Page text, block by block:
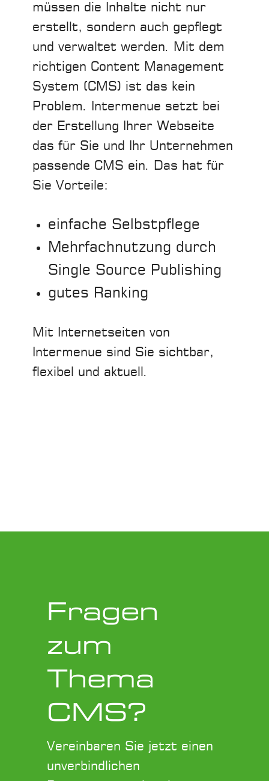
müssen die Inhalte nicht nur
erstellt, sondern auch gepflegt
und verwaltet werden. Mit dem
richtigen Content Management
System (CMS) ist das kein
Problem. Intermenue setzt bei
der Erstellung Ihrer Webseite
das für Sie und Ihr Unternehmen
passende CMS ein. Das hat für
Sie Vorteile:
einfache Selbstpflege
Mehrfachnutzung durch
Single Source Publishing
gutes Ranking
Mit Internetseiten von
Intermenue sind Sie sichtbar,
flexibel und aktuell.
Fragen
zum
Thema
CMS?
Vereinbaren Sie jetzt einen
unverbindlichen